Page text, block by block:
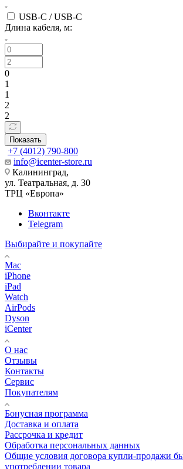
USB-C / USB-C
Длина кабеля, м:
0
1
1
2
2
Показать
+7 (4012) 790-800
info@icenter-store.ru
Калининград,
ул. Театральная, д. 30
ТРЦ «Европа»
Вконтакте
Telegram
Выбирайте и покупайте
Mac
iPhone
iPad
Watch
AirPods
Dyson
iCenter
О нас
Отзывы
Контакты
Сервис
Покупателям
Бонусная программа
Доставка и оплата
Рассрочка и кредит
Обработка персональных данных
Общие условия договора купли-продажи
употреблении товара